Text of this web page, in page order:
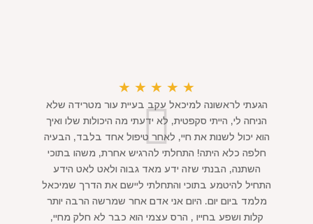
★
★
★
★
★
הגעתי לראשונה למיכאל עקב בעיית עור מטרידה שלא
הניחה לי, הייתי סקפטית, לא ידעתי מה היכולות שלו ואיך
הוא יכול לשנות את חיי, לאחר טיפול אחד בלבד, הבעיה
חלפה כלא היתה! התחלתי להרגיש אחרת, משהו בתוכי
השתנה, הבנתי שזה ידע מאד גבוה ולאט לאט הידע
התחיל להיטמע בתוכי והתחלתי ליישם את הדרך שמיכאל
מלמד ביום יום. היום אני אדם אחר שמרשה הרבה יותר
קלות ושפע בחייו , הרס עצמי הוא כבר לא חלק מחיי,